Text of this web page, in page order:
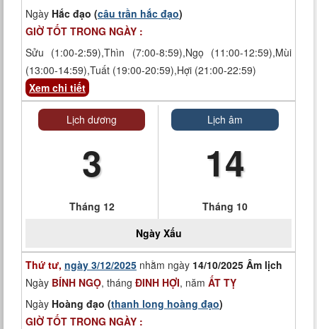
Ngày Hắc đạo (câu trần hắc đạo)
GIỜ TỐT TRONG NGÀY :
Sửu (1:00-2:59),Thìn (7:00-8:59),Ngọ (11:00-12:59),Mùi
(13:00-14:59),Tuất (19:00-20:59),Hợi (21:00-22:59)
Xem chi tiết
Lịch dương
3
Tháng 12
Lịch âm
14
Tháng 10
Ngày Xấu
Thứ tư, ngày 3/12/2025 nhằm ngày 14/10/2025 Âm lịch
Ngày BÍNH NGỌ, tháng ĐINH HỢI, năm ẤT TỴ
Ngày Hoàng đạo (thanh long hoàng đạo)
GIỜ TỐT TRONG NGÀY :